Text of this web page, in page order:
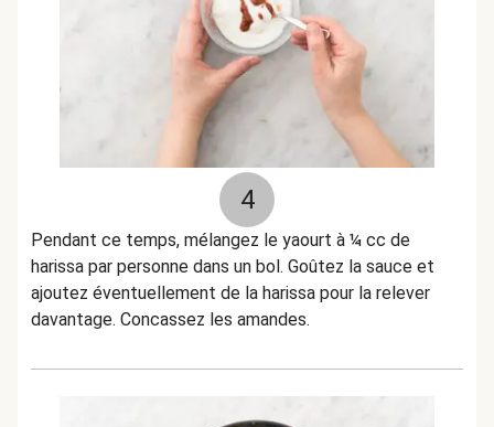
4
Pendant ce temps, mélangez le yaourt à ¼ cc de
harissa par personne dans un bol. Goûtez la sauce et
ajoutez éventuellement de la harissa pour la relever
davantage. Concassez les amandes.